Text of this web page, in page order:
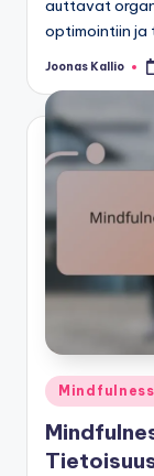
auttavat
optimointiin ja
Posted
Joonas Kallio
Posted
in